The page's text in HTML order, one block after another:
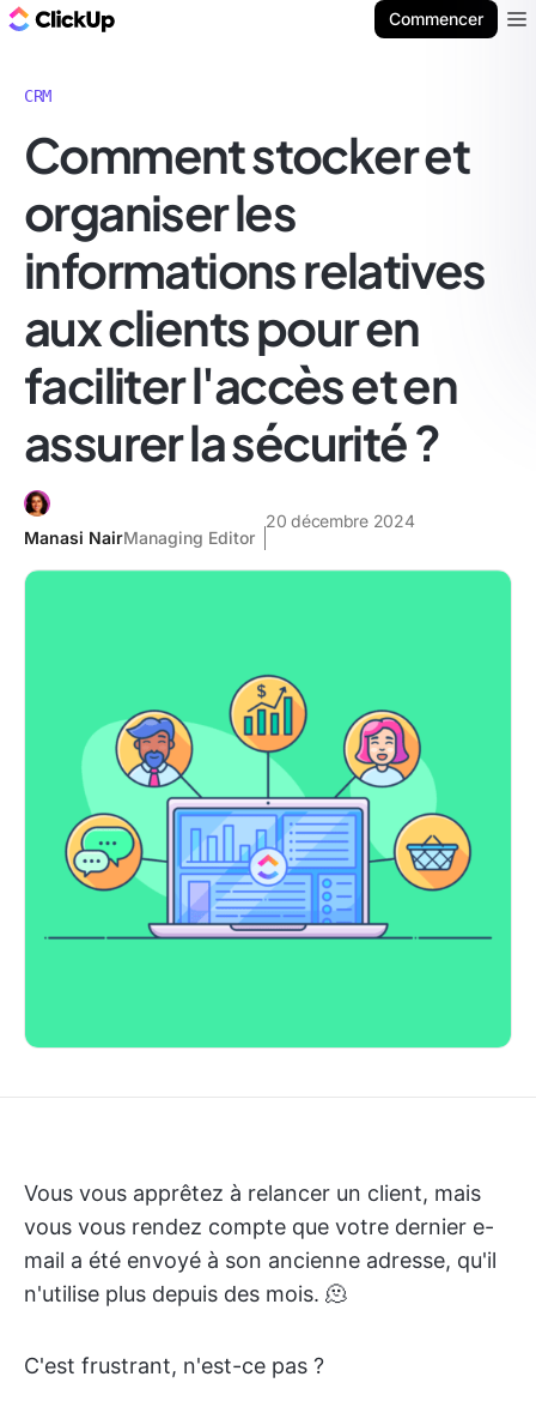
Commencer
CRM
Comment stocker et
organiser les
informations relatives
aux clients pour en
faciliter l'accès et en
assurer la sécurité ?
Manasi NairManaging Editor
20 décembre 2024
Vous vous apprêtez à relancer un client, mais
vous vous rendez compte que votre dernier e-
mail a été envoyé à son ancienne adresse, qu'il
n'utilise plus depuis des mois. 🫠
C'est frustrant, n'est-ce pas ?